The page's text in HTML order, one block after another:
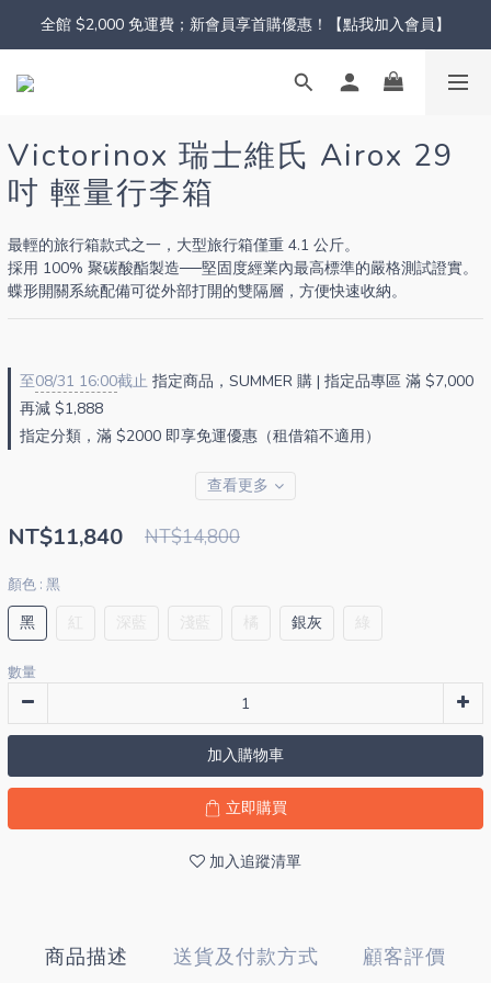
全館 $2,000 免運費；新會員享首購優惠！【點我加入會員】
Victorinox 瑞士維氏 Airox 29
吋 輕量行李箱
最輕的旅行箱款式之一，大型旅行箱僅重 4.1 公斤。
採用 100% 聚碳酸酯製造──堅固度經業內最高標準的嚴格測試證實。
蝶形開關系統配備可從外部打開的雙隔層，方便快速收納。
至08/31 16:00截止 指定商品，SUMMER 購 | 指定品專區 滿 $7,000
再減 $1,888
指定分類，滿 $2000 即享免運優惠（租借箱不適用）
查看更多
NT$11,840 NT$14,800
顏色 : 黑
黑 銀灰
數量
加入購物車
立即購買
加入追蹤清單
商品描述 送貨及付款方式 顧客評價